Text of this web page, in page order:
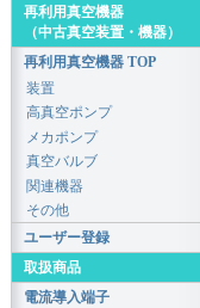
再利用真空機器
（中古真空装置・機器）
再利用真空機器 TOP
装置
高真空ポンプ
メカポンプ
真空バルブ
関連機器
その他
ユーザー登録
取扱商品
電流導入端子